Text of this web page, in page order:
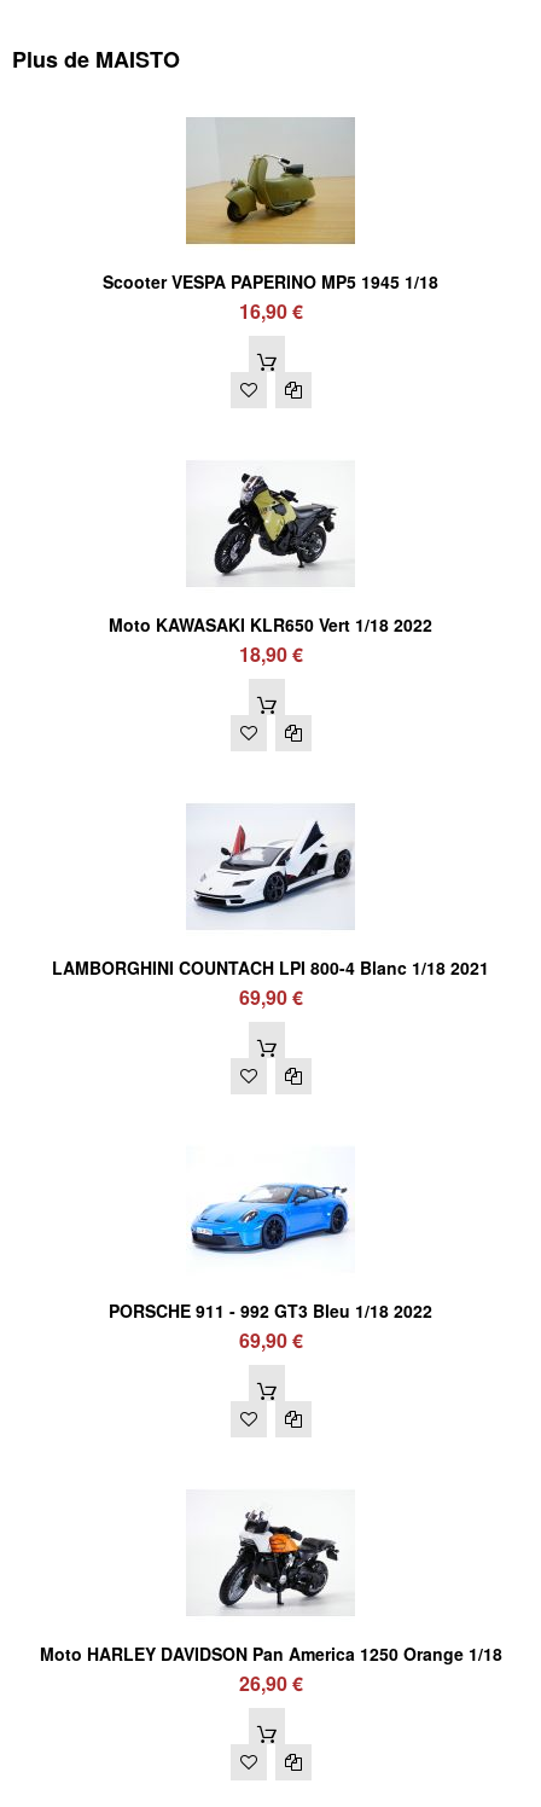
Plus de MAISTO
Scooter VESPA PAPERINO MP5 1945 1/18
16,90 €
Moto KAWASAKI KLR650 Vert 1/18 2022
18,90 €
LAMBORGHINI COUNTACH LPI 800-4 Blanc 1/18 2021
69,90 €
PORSCHE 911 - 992 GT3 Bleu 1/18 2022
69,90 €
Moto HARLEY DAVIDSON Pan America 1250 Orange 1/18
26,90 €